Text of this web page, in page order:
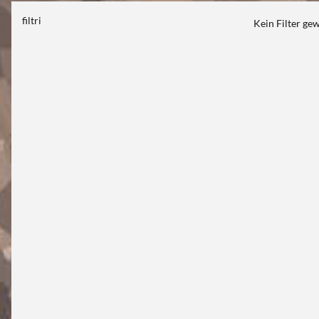
filtri Kein Filter